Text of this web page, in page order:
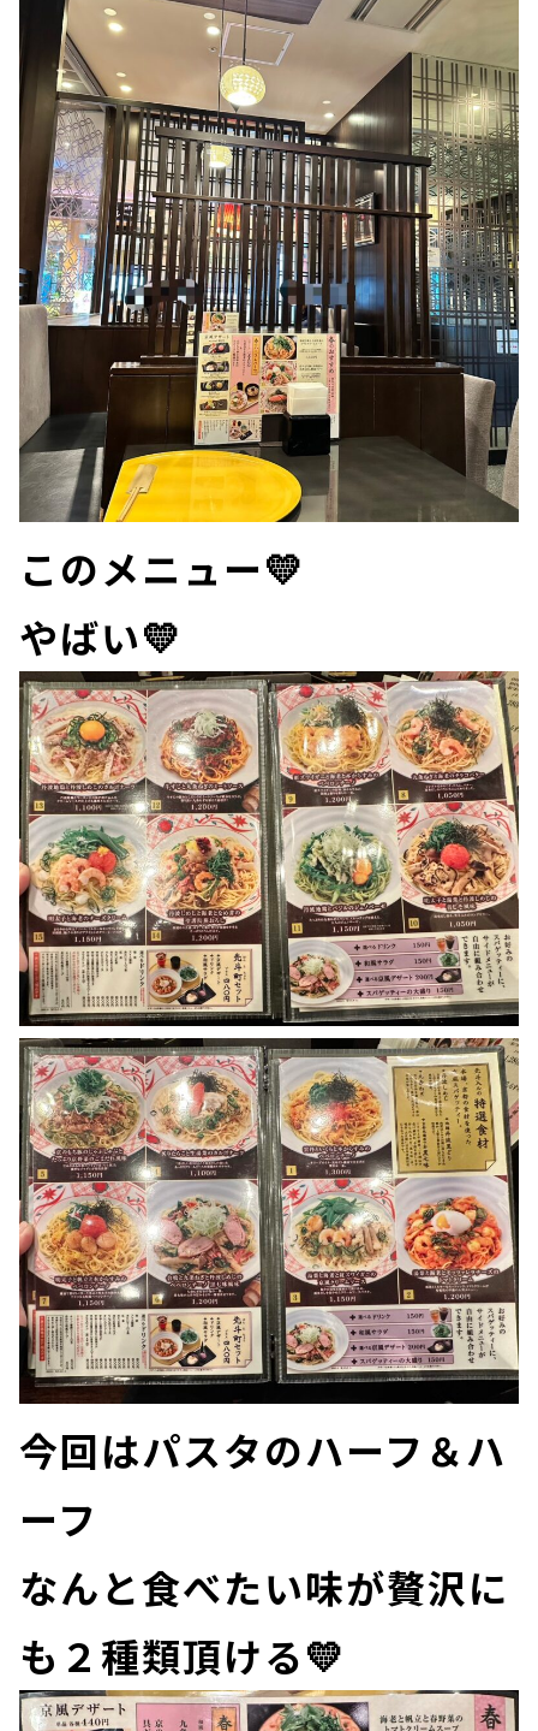
このメニュー💛
やばい💛
今回はパスタのハーフ＆ハ
ーフ
なんと食べたい味が贅沢に
も２種類頂ける💛